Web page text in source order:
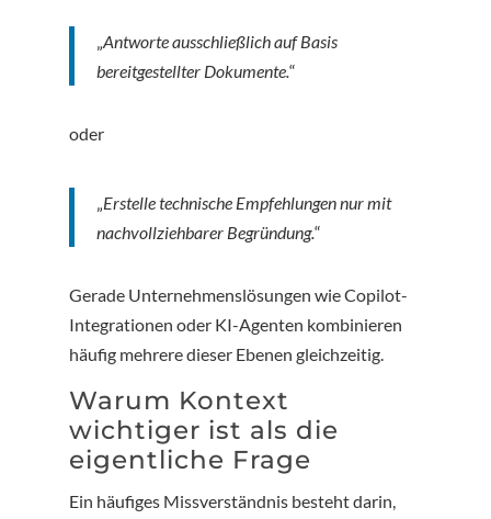
„Antworte ausschließlich auf Basis
bereitgestellter Dokumente.“
oder
„Erstelle technische Empfehlungen nur mit
nachvollziehbarer Begründung.“
Gerade Unternehmenslösungen wie Copilot-
Integrationen oder KI-Agenten kombinieren
häufig mehrere dieser Ebenen gleichzeitig.
Warum Kontext
wichtiger ist als die
eigentliche Frage
Ein häufiges Missverständnis besteht darin,